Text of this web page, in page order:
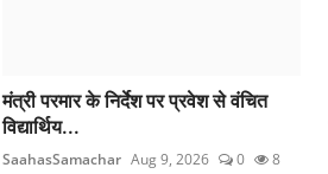
मंत्री परमार के निर्देश पर प्रवेश से वंचित
विद्यार्थिय...
SaahasSamachar Aug 9, 2026 0 8